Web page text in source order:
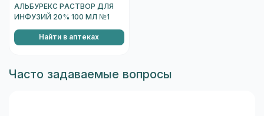
АЛЬБУРЕКС РАСТВОР ДЛЯ
ИНФУЗИЙ 20% 100 МЛ №1
Найти в аптеках
Часто задаваемые вопросы